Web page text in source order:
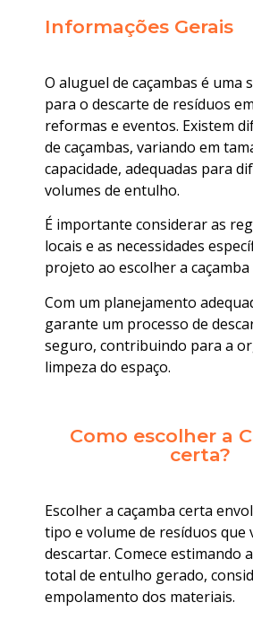
Informações Gerais
O aluguel de caçambas é uma
para o descarte de resíduos
reformas e eventos. Existem
de caçambas, variando em
capacidade, adequadas para
volumes de entulho.
É importante considerar as
locais e as necessidades
projeto ao escolher a caçamba
Com um planejamento
garante um processo de
seguro, contribuindo para a
limpeza do espaço.
Como escolher a
certa?
Escolher a caçamba certa
tipo e volume de resíduos que
descartar. Comece estimando
total de entulho gerado,
empolamento dos materiais.